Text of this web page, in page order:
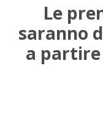
Le
saranno
a